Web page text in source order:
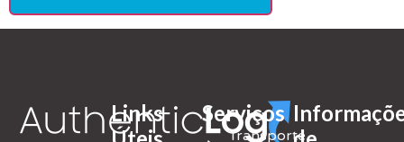
Links
Serviços
Transporte